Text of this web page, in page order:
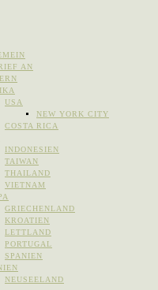
AN
USA
NEW YORK CITY
COSTA RICA
INDONESIEN
TAIWAN
THAILAND
VIETNAM
GRIECHENLAND
KROATIEN
LETTLAND
PORTUGAL
SPANIEN
NEUSEELAND